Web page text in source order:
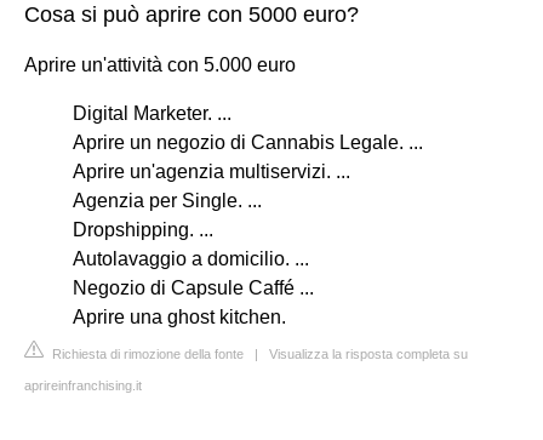
Cosa si può aprire con 5000 euro?
Aprire un'attività con 5.000 euro
Digital Marketer. ...
Aprire un negozio di Cannabis Legale. ...
Aprire un'agenzia multiservizi. ...
Agenzia per Single. ...
Dropshipping. ...
Autolavaggio a domicilio. ...
Negozio di Capsule Caffé ...
Aprire una ghost kitchen.
Richiesta di rimozione della fonte | Visualizza la risposta completa su
aprireinfranchising.it